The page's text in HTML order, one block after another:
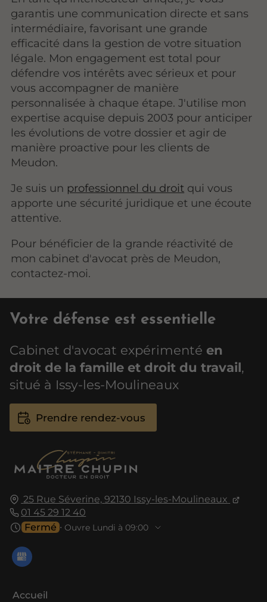
garantis une communication directe et sans
intermédiaire, favorisant une grande
efficacité dans la gestion de votre situation
légale. Mon engagement est total pour
défendre vos intérêts avec sérieux et pour
vous accompagner de manière
personnalisée à chaque étape. J'utilise mon
expertise acquise depuis 2003 pour anticiper
les évolutions de votre dossier et agir de
manière proactive pour les clients de
Meudon.
Je suis un professionnel du droit qui vous
apporte une sécurité juridique et une écoute
attentive.
Pour bénéficier de la grande réactivité de
mon cabinet d'avocat près de Meudon,
contactez-moi.
25 Rue Séverine, 92130 Issy-les-Moulineaux
01 45 29 12 40
Fermé ⋅ Ouvre Lundi à 09:00
Accueil
Votre défense est essentielle
Cabinet d'avocat expérimenté en
droit de la famille et droit du travail,
situé à Issy-les-Moulineaux
Prendre rendez-vous